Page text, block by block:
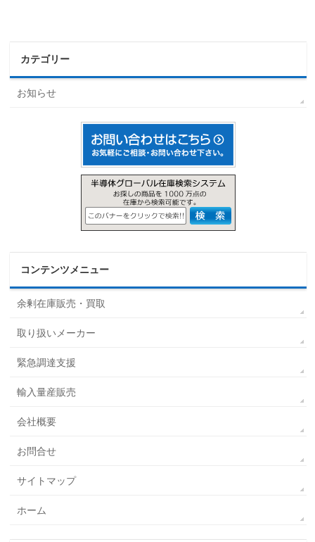
カテゴリー
お知らせ
コンテンツメニュー
余剰在庫販売・買取
取り扱いメーカー
緊急調達支援
輸入量産販売
会社概要
お問合せ
サイトマップ
ホーム